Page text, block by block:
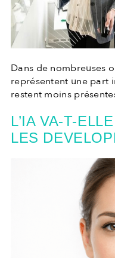
Dans de nombreuses
représentent une part
restent moins
L’IA VA-T-
LES